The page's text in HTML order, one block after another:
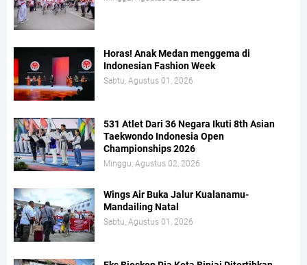
Horas! Anak Medan menggema di
Indonesian Fashion Week
Sabtu, Agustus 01, 2026
531 Atlet Dari 36 Negara Ikuti 8th Asian
Taekwondo Indonesia Open
Championships 2026
Minggu, Agustus 02, 2026
Wings Air Buka Jalur Kualanamu-
Mandailing Natal
Sabtu, Agustus 01, 2026